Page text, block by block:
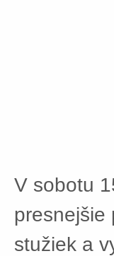
V sobotu
presnejšie
stužiek a